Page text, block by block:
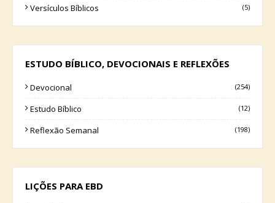
Versículos Bíblicos (5)
ESTUDO BÍBLICO, DEVOCIONAIS E REFLEXÕES
Devocional (254)
Estudo Bíblico (12)
Reflexão Semanal (198)
LIÇÕES PARA EBD